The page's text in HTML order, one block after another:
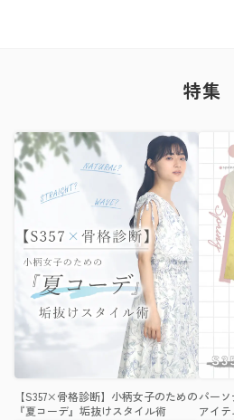
特集
【S357×骨格診断】小柄女子のための
『夏コーデ』垢抜けスタイル術
パー
アイテ